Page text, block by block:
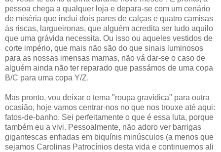
pessoa chega a qualquer loja e depara-se com um cenário
de miséria que inclui dois pares de calças e quatro camisas
às riscas, largueironas, que alguém acredita ser tudo aquilo
que uma grávida necessita. Ou isso ou aqueles vestidos de
corte império, que mais não são do que sinais luminosos
para as nossas imensas mamas, não vá dar-se o caso de
alguém ainda não ter reparado que passámos de uma copa
B/C para uma copa Y/Z.
Mas pronto, vou deixar o tema "roupa gravídica" para outra
ocasião, hoje vamos centrar-nos no que nos trouxe até aqui:
fatos-de-banho. Sei perfeitamente o que é essa luta, porque
também eu a vivi. Pessoalmente, não adoro ver barrigas
gigantescas enfiadas em biquínis minúsculos (a menos que
sejamos Carolinas Patrocínios desta vida e continuemos ali